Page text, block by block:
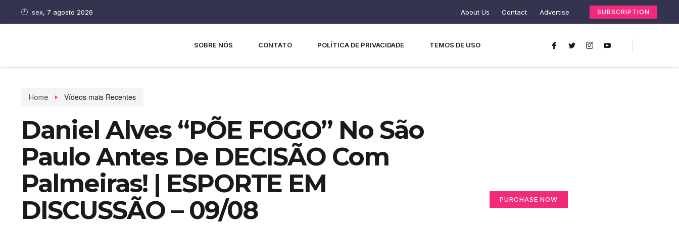
sex, 7 agosto 2026 About Us Contact Advertise SUBSCRIPTION
SOBRE NÓS CONTATO POLÍTICA DE PRIVACIDADE TEMOS DE USO
Home Vídeos mais Recentes
Daniel Alves “PÕE FOGO” No São
Paulo Antes De DECISÃO Com
Palmeiras! | ESPORTE EM
DISCUSSÃO – 09/08
PURCHASE NOW